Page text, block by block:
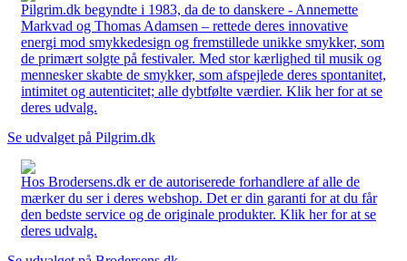
Pilgrim.dk begyndte i 1983, da de to danskere - Annemette
Markvad og Thomas Adamsen – rettede deres innovative
energi mod smykkedesign og fremstillede unikke smykker, som
de primært solgte på festivaler. Med stor kærlighed til musik og
mennesker skabte de smykker, som afspejlede deres spontanitet,
intimitet og autenticitet; alle dybtfølte værdier. Klik her for at se
deres udvalg.
Se udvalget på Pilgrim.dk
Hos Brodersens.dk er de autoriserede forhandlere af alle de
mærker du ser i deres webshop. Det er din garanti for at du får
den bedste service og de originale produkter. Klik her for at se
deres udvalg.